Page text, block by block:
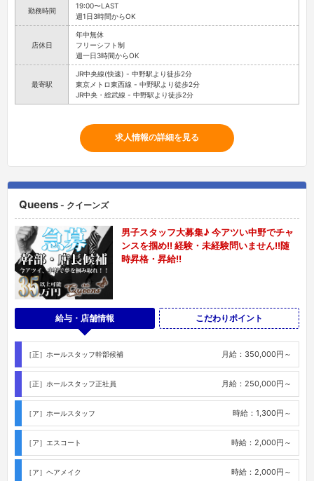
勤務時間
19:00〜LAST
週1日3時間からOK
店休日
年中無休
フリーシフト制
週一日3時間からOK
最寄駅
JR中央線(快速) - 中野駅より徒歩2分
東京メトロ東西線 - 中野駅より徒歩2分
JR中央・総武線 - 中野駅より徒歩2分
求人情報の詳細を見る
Queens - クイーンズ
男子スタッフ大募集♪ 今アツい中野でチャ
ンスを掴め!! 経験・未経験問いません!!随
時昇格・昇給!!
給与・店舗情報 こだわりポイント
［正］ホールスタッフ幹部候補 月給：350,000円～
［正］ホールスタッフ正社員 月給：250,000円～
［ア］ホールスタッフ 時給：1,300円～
［ア］エスコート 時給：2,000円～
［ア］ヘアメイク 時給：2,000円～